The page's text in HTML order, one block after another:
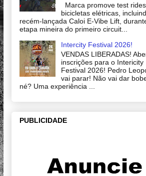
Marca promove test
bicicletas elétricas,
recém-lançada Caloi E-Vibe Lift,
etapa mineira do primeiro circuit...
Intercity Festival 2026!
VENDAS LIBERADAS!
inscrições para o Intericity
Festival 2026! Pedro
vai parar! Não vai dar
né? Uma experiência ...
PUBLICIDADE